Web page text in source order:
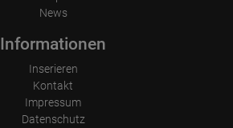
News
Informationen
Inserieren
Kontakt
Impressum
Datenschutz